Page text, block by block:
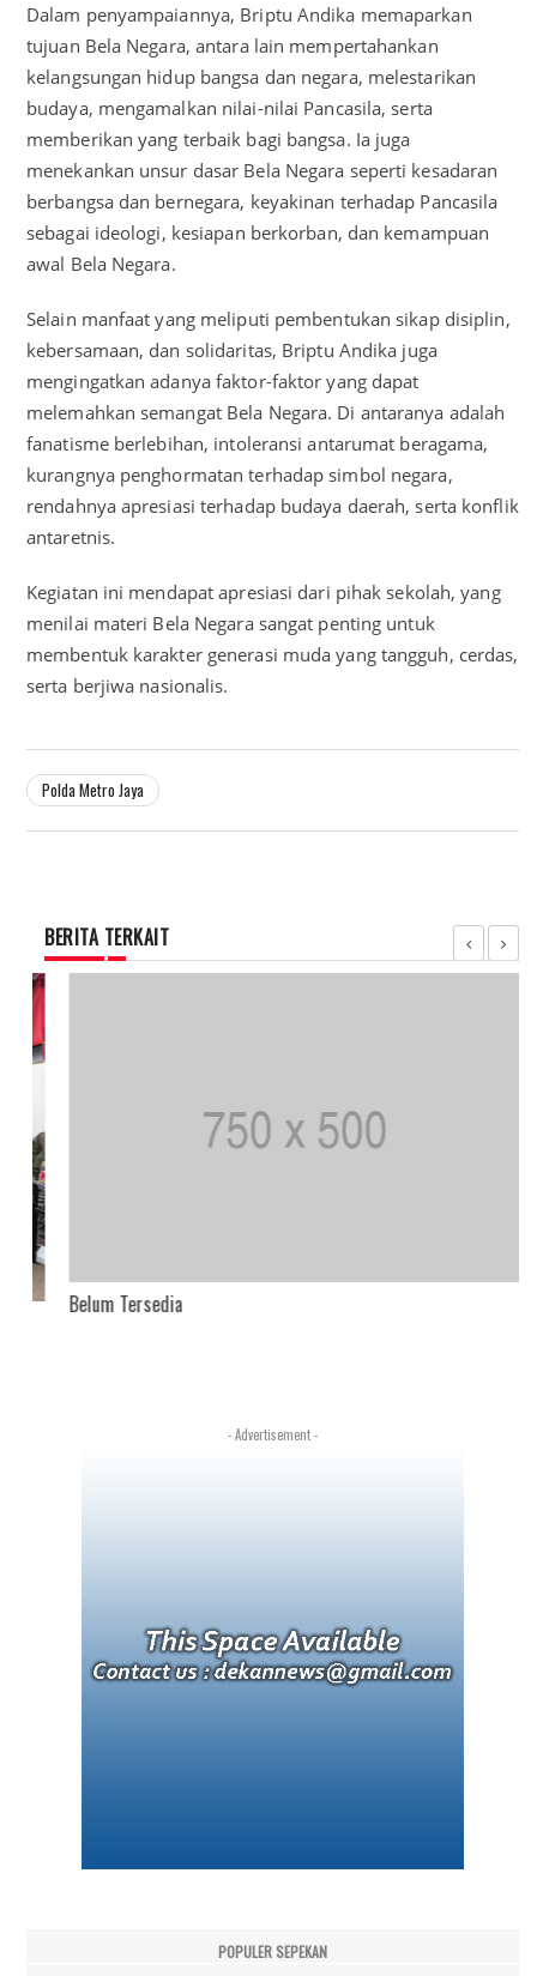
Dalam penyampaiannya, Briptu Andika memaparkan
tujuan Bela Negara, antara lain mempertahankan
kelangsungan hidup bangsa dan negara, melestarikan
budaya, mengamalkan nilai-nilai Pancasila, serta
memberikan yang terbaik bagi bangsa. Ia juga
menekankan unsur dasar Bela Negara seperti kesadaran
berbangsa dan bernegara, keyakinan terhadap Pancasila
sebagai ideologi, kesiapan berkorban, dan kemampuan
awal Bela Negara.
Selain manfaat yang meliputi pembentukan sikap disiplin,
kebersamaan, dan solidaritas, Briptu Andika juga
mengingatkan adanya faktor-faktor yang dapat
melemahkan semangat Bela Negara. Di antaranya adalah
fanatisme berlebihan, intoleransi antarumat beragama,
kurangnya penghormatan terhadap simbol negara,
rendahnya apresiasi terhadap budaya daerah, serta konflik
antaretnis.
Kegiatan ini mendapat apresiasi dari pihak sekolah, yang
menilai materi Bela Negara sangat penting untuk
membentuk karakter generasi muda yang tangguh, cerdas,
serta berjiwa nasionalis.
Polda Metro Jaya
BERITA TERKAIT
Belum Tersedia
- Advertisement -
POPULER SEPEKAN